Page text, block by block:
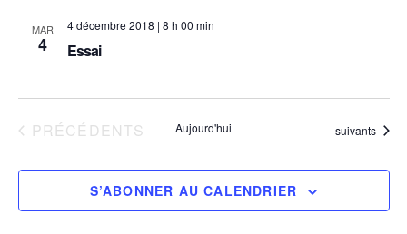
MAR
4
4 décembre 2018 | 8 h 00 min
Essai
ÉVÈNEMENTS
PRÉCÉDENTS Aujourd'hui Évènements
suivants
S’ABONNER AU CALENDRIER